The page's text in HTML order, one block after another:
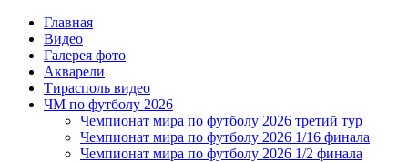
Главная
Видео
Галерея фото
Акварели
Тирасполь видео
ЧМ по футболу 2026
Чемпионат мира по футболу 2026 третий тур
Чемпионат мира по футболу 2026 1/16 финала
Чемпионат мира по футболу 2026 1/2 финала